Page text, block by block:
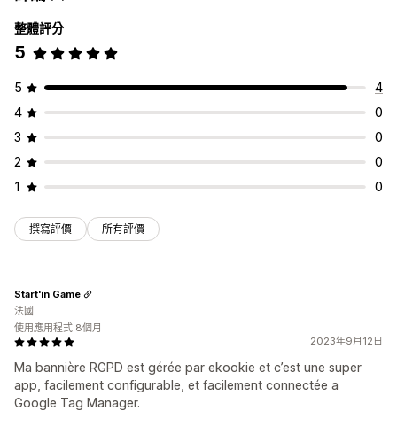
整體評分
5
5
4
4
0
3
0
2
0
1
0
撰寫評價 所有評價
2023年9月12日
Ma bannière RGPD est gérée par ekookie et c’est une super
app, facilement configurable, et facilement connectée a
Google Tag Manager.
Start'in Game
法國
使用應用程式 8個月